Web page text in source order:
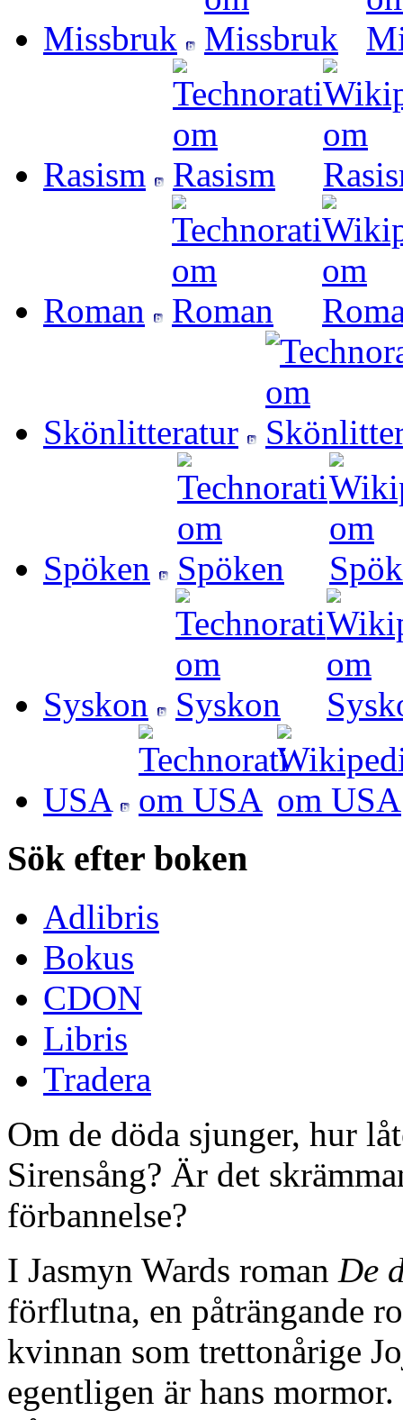
Missbruk
Rasism
Roman
Skönlitteratur
Spöken
Syskon
USA
Sök efter boken
Adlibris
Bokus
CDON
Libris
Tradera
Om de döda sjunger, hur
Sirensång? Är det
förbannelse?
I Jasmyn Wards roman De
förflutna, en påträngande
kvinnan som trettonårige
egentligen är hans